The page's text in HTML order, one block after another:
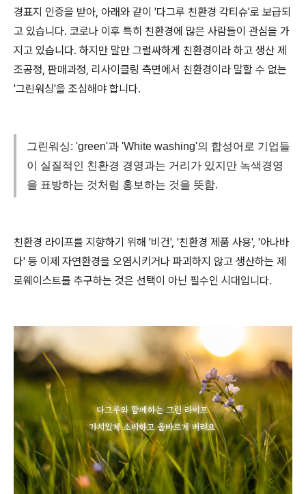
경표지 인증을 받아, 아래와 같이 '다그루 친환경 각티슈'로 보급되
고 있습니다. 코로나 이후 특히 친환경에 많은 사람들이 관심을 가
지고 있습니다. 하지만 말만 그럴싸하게 친환경이라 하고 생산 제
조공정, 판매과정, 리사이클링 측면에서 친환경이라 말할 수 없는
'그린워싱'을 조심해야 합니다.
그린워싱: 'green'과 'White washing'의 합성어로 기업들
이 실질적인 친환경 경영과는 거리가 있지만 녹색경영
을 표방하는 것처럼 홍보하는 것을 뜻함.
친환경 라이프를 지향하기 위해 '비건', '친환경 제품 사용', '아나바
다' 등 이제 자연환경을 오염시키거나 파괴하지 않고 생산하는 제
로웨이스트를 추구하는 것은 선택이 아닌 필수인 시대입니다.